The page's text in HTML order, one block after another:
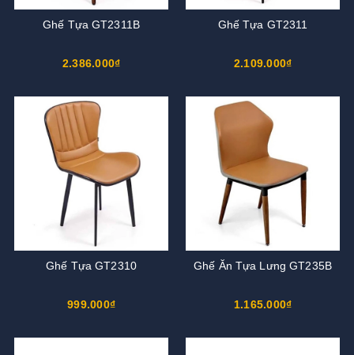
Ghế Tựa GT2311B
2.386.000₫
Ghế Tựa GT2311
2.109.000₫
Ghế Tựa GT2310
999.000₫
Ghế Ăn Tựa Lưng GT235B
1.165.000₫